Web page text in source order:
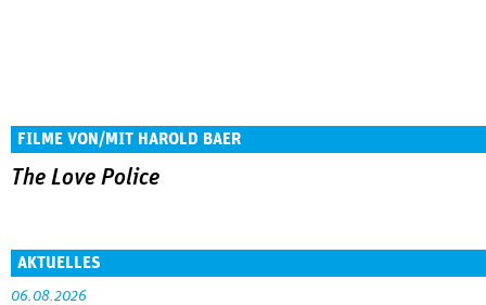
FILME VON/MIT HAROLD BAER
The Love Police
AKTUELLES
06.08.2026